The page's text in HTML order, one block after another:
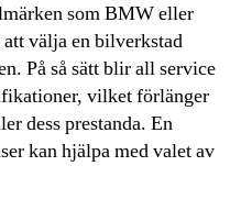
som BMW eller
välja en bilverkstad
På så sätt blir all service
vilket förlänger
dess prestanda. En
kan hjälpa med valet av